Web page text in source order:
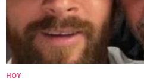
HOY